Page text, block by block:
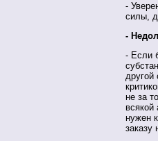
-
силы,
-
- Если
не за
нужен
заказу